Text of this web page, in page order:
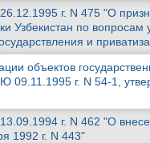
г. N 475 "О
Узбекистан по вопросам
и
объектов
09.11.1995 г. N 54-1,
г. N 462 "О
1992 г. N 443"